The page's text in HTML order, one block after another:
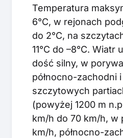
Temperatura
6°C, w rejonach
do 2°C, na
11°C do –8°C. Wiatr
dość silny, w
północno-zachodni
szczytowych
(powyżej 1200 m
km/h do 70 km/h, w
km/h, północno-